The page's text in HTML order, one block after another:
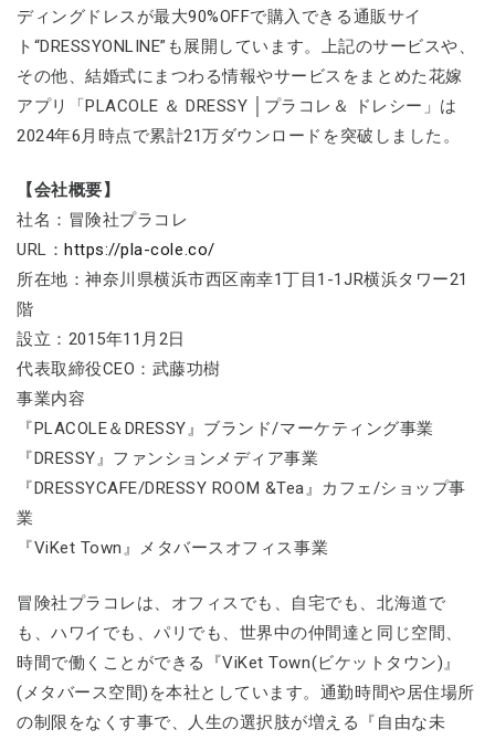
ディングドレスが最大90%OFFで購入できる通販サイ
ト“DRESSYONLINE”も展開しています。上記のサービスや、
その他、結婚式にまつわる情報やサービスをまとめた花嫁
アプリ「PLACOLE ＆ DRESSY │プラコレ＆ ドレシー」は
2024年6月時点で累計21万ダウンロードを突破しました。
【会社概要】
社名：冒険社プラコレ
URL：https://pla-cole.co/
所在地：神奈川県横浜市西区南幸1丁目1-1JR横浜タワー21
階
設立：2015年11月2日
代表取締役CEO：武藤功樹
事業内容
『PLACOLE＆DRESSY』ブランド/マーケティング事業
『DRESSY』ファンションメディア事業
『DRESSYCAFE/DRESSY ROOM &Tea』カフェ/ショップ事
業
『ViKet Town』メタバースオフィス事業
冒険社プラコレは、オフィスでも、自宅でも、北海道で
も、ハワイでも、パリでも、世界中の仲間達と同じ空間、
時間で働くことができる『ViKet Town(ビケットタウン)』
(メタバース空間)を本社としています。通勤時間や居住場所
の制限をなくす事で、人生の選択肢が増える『自由な未